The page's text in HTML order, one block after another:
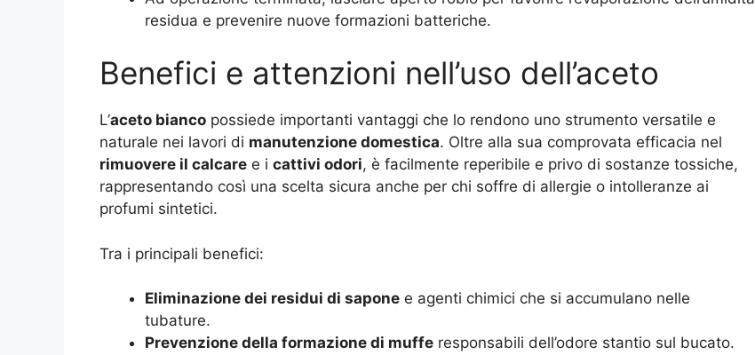
residua e prevenire nuove formazioni batteriche.
Benefici e attenzioni nell’uso dell’aceto
L’aceto bianco possiede importanti vantaggi che lo rendono uno strumento versatile e
naturale nei lavori di manutenzione domestica. Oltre alla sua comprovata efficacia nel
rimuovere il calcare e i cattivi odori, è facilmente reperibile e privo di sostanze tossiche,
rappresentando così una scelta sicura anche per chi soffre di allergie o intolleranze ai
profumi sintetici.
Tra i principali benefici:
Eliminazione dei residui di sapone e agenti chimici che si accumulano nelle
tubature.
Prevenzione della formazione di muffe responsabili dell’odore stantio sul bucato.